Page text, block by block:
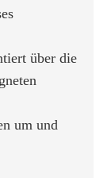
über die
um und